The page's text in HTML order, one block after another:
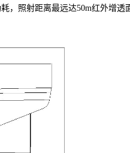
，照射距离最远达50m红外增透